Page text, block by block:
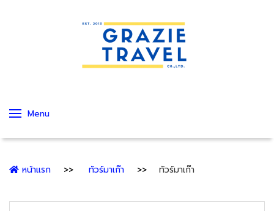
Menu
หน้าแรก ทัวร์มาเก๊า ทัวร์มาเก๊า